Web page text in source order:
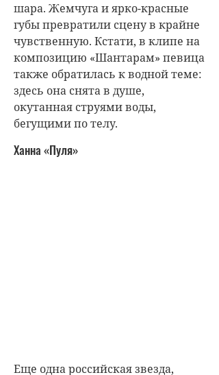
шара. Жемчуга и ярко-красные
губы превратили сцену в крайне
чувственную. Кстати, в клипе на
композицию «Шантарам» певица
также обратилась к водной теме:
здесь она снята в душе,
окутанная струями воды,
бегущими по телу.
Ханна «Пуля»
Еще одна российская звезда,